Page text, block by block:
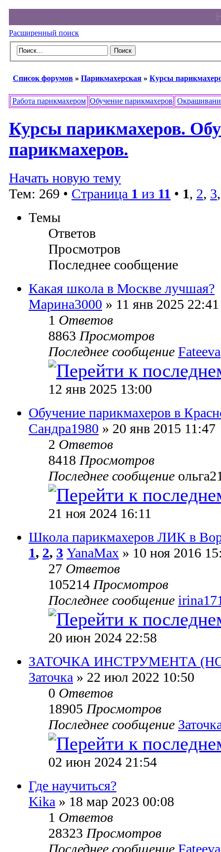
Расширенный поиск
Список форумов » Парикмахерская » Курсы
Работа парикмахером Обучение парикмахеров
Курсы парикмахеров.
парикмахеров.
Начать новую тему
Тем: 269 • Страница 1 из 11 • 1, 2, 3
Темы
Ответов
Просмотров
Последнее сообщение
Какая школа в Москве лучшая?
Марина3000 » 11 янв 2025 22:41
1 Ответов
8863Просмотров
Последнее сообщение Fateeva
12 янв 2025 13:00
Обучение парикмахеров в
Сандра1980 » 20 янв 2015 11:47
2 Ответов
8418Просмотров
Последнее сообщение
21 ноя 2024 16:11
Школа парикмахеров ЛИК в
1, 2, 3 YanaMax » 10 ноя 2016
27 Ответов
105214Просмотров
Последнее сообщение
20 июн 2024 22:58
ЗАТОЧКА ИНСТРУМЕНТА
Заточка » 22 июл 2022 10:50
0 Ответов
18905Просмотров
Последнее сообщение
02 июн 2024 21:54
Где научиться?
Kika » 18 мар 2023 00:08
1 Ответов
28323Просмотров